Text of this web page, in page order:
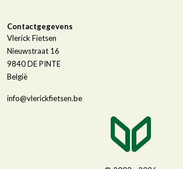
Contactgegevens
Vlerick Fietsen
Nieuwstraat 16
9840DE PINTE
België
info@vlerickfietsen.be